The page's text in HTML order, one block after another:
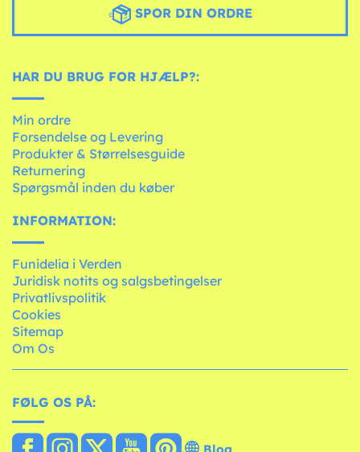
SPOR DIN ORDRE
HAR DU BRUG FOR HJÆLP?:
Min ordre
Forsendelse og Levering
Produkter & Størrelsesguide
Returnering
Spørgsmål inden du køber
INFORMATION:
Funidelia i Verden
Juridisk notits og salgsbetingelser
Privatlivspolitik
Cookies
Sitemap
Om Os
FØLG OS PÅ: